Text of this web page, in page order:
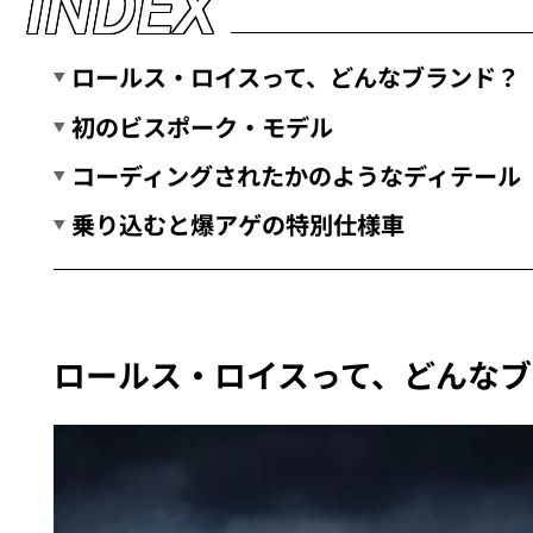
ロールス・ロイスって、どんなブランド？
初のビスポーク・モデル
コーディングされたかのようなディテール
乗り込むと爆アゲの特別仕様車
ロールス・ロイスって、どんな